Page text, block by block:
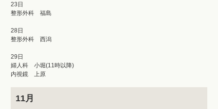
23日
整形外科 福島
28日
整形外科 西潟
29日
婦人科 小堀(11時以降)
内視鏡 上原
11月